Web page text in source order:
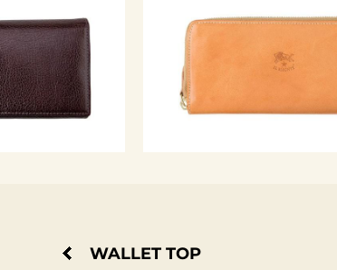
WALLET TOP